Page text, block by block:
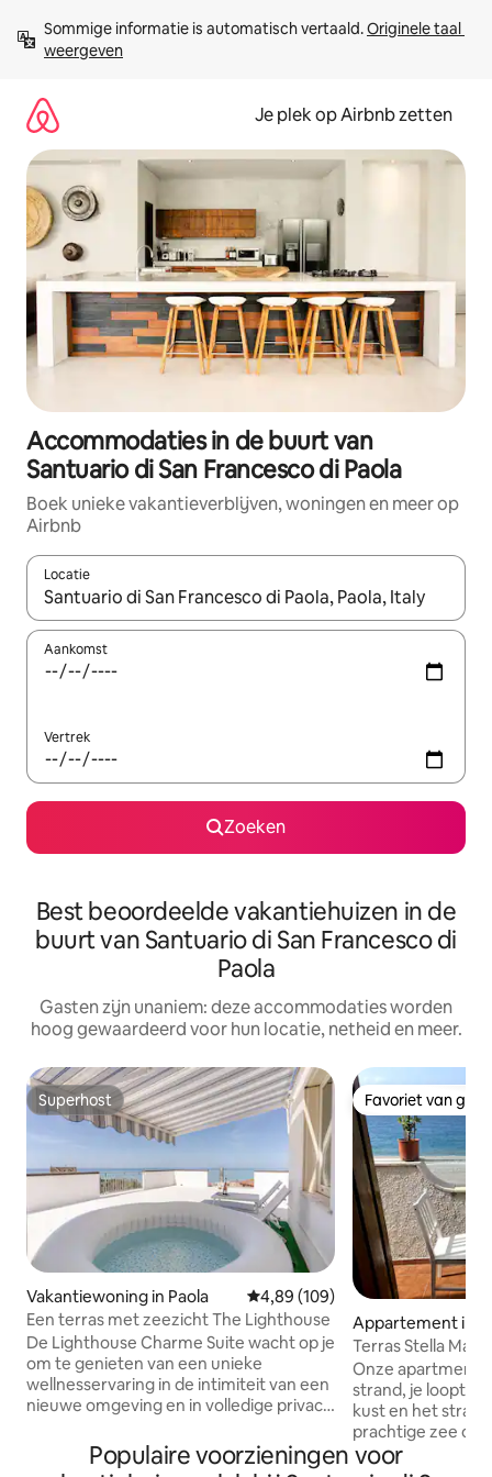
direct
naar
Sommige informatie is automatisch vertaald. Originele taal
weergeven
Je plek op Airbnb zetten
Accommodaties in de buurt van
Santuario di San Francesco di Paola
Boek unieke vakantieverblijven, woningen en meer op
Airbnb
Locatie
Wanneer er resultaten beschikbaar zijn, maak je een keuze
Aankomst
Vertrek
Zoeken
Best beoordeelde vakantiehuizen in de
buurt van Santuario di San Francesco di
Paola
Gasten zijn unaniem: deze accommodaties worden
hoog gewaardeerd voor hun locatie, netheid en meer.
Superhost
Superhost
Vakantiewoning in Paola Gemiddelde beoordeling van
4,89 (109)
Een terras met zeezicht The Lighthouse
De Lighthouse Charme Suite wacht op je
om te genieten van een unieke
wellnesservaring in de intimiteit van een
nieuwe omgeving en in volledige privacy.
personen! Vlakbij de zee en het
centrum! Volledig uitgeruste keuken en
Favoriet van
Favoriet van
Appartement in
alabro
Terras Stella
Onze apartmens
strand, je loopt
kust en het
prachtige zee om
groot balkon
Populaire voorzieningen voor